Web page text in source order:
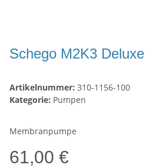
Schego M2K3 Deluxe
Artikelnummer: 310-1156-100
Kategorie: Pumpen
Membranpumpe
61,00 €